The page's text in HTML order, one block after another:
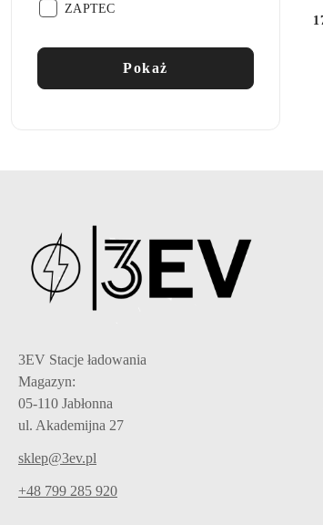
Producent:
ZAPTEC
Pokaż
3EV Stacje ładowania
Magazyn:
05-110 Jabłonna
ul. Akademijna 27
sklep@3ev.pl
+48 799 285 920